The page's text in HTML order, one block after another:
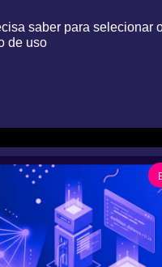
saber para selecionar
de uso